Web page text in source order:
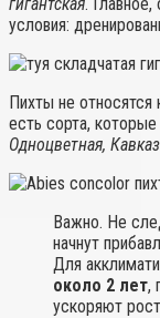
условия:
Пихты не
есть сорта,
Одноцветная,
Важно. Не
начнут
Для
около 2 лет,
ускоряют